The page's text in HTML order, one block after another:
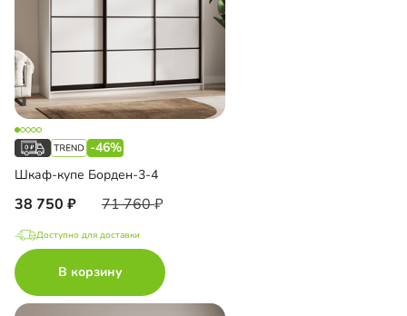
-46%
Шкаф-купе Борден-3-4
38 750 71 760
Доступно для доставки
В корзину